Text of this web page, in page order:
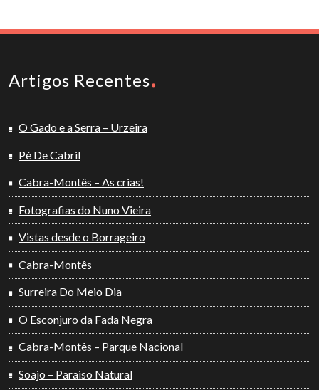
Artigos Recentes
O Gado e a Serra – Urzeira
Pé De Cabril
Cabra-Montês – As crias!
Fotografias do Nuno Vieira
Vistas desde o Borrageiro
Cabra-Montês
Surreira Do Meio Dia
O Esconjuro da Fada Negra
Cabra-Montês – Parque Nacional
Soajo – Paraiso Natural